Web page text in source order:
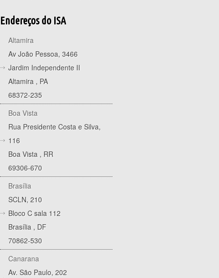
Endereços do ISA
Altamira
Av João Pessoa, 3466
Jardim Independente II
Altamira , PA
68372-235
Boa Vista
Rua Presidente Costa e Silva,
116
Boa Vista , RR
69306-670
Brasília
SCLN, 210
Bloco C sala 112
Brasília , DF
70862-530
Canarana
Av. São Paulo, 202